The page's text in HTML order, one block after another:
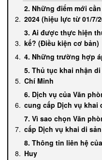
2. Những điểm mới
2024 (hiệu lực từ 01/7/
3. Ai được thực hiện
kế? (Điều kiện cơ bản)
4. Những trường hợp
5. Thủ tục khai nhận
Chí Minh
6. Dịch vụ của Văn
cung cấp Dịch vụ khai
7. Vì sao chọn Văn
cấp Dịch vụ khai di
8. Thông tin liên hệ
Huy